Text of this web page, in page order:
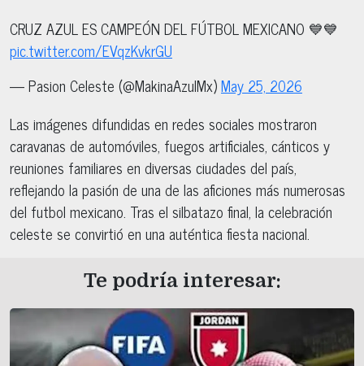
CRUZ AZUL ES CAMPEÓN DEL FÚTBOL MEXICANO 💙💙
pic.twitter.com/EVqzKvkrGU
— Pasion Celeste (@MakinaAzulMx)May 25, 2026
Las imágenes difundidas en redes sociales mostraron
caravanas de automóviles, fuegos artificiales, cánticos y
reuniones familiares en diversas ciudades del país,
reflejando la pasión de una de las aficiones más numerosas
del futbol mexicano. Tras el silbatazo final, la celebración
celeste se convirtió en una auténtica fiesta nacional.
Te podría interesar: